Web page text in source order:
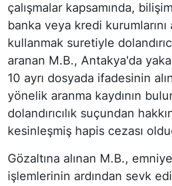
çalışmalar kapsamında,
banka veya kredi kurumlarını
kullanmak suretiyle
aranan M.B., Antakya'da
10 ayrı dosyada ifadesinin
yönelik aranma kaydının
dolandırıcılık suçundan
kesinleşmiş hapis cezası
Gözaltına alınan M.B.,
işlemlerinin ardından sevk